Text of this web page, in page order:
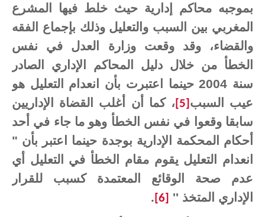
بموجبه محاكم إدارية حيث خلط فيها المشرع
المغربي بين السبب والتعليل وذلك بإجماع الفقه
والقضاء، وقد وقعت وزارة العدل في نفس
الخطأ من خلال دليل المحاكم الإداري الصادر
سنة 2004 حينما اعتبرت بأن انعدام التعليل هو
عيب السبب[5]، كما أن أغلب القضاة الإداريين
سابقا وقعوا في نفس الخطأ وهو ما جاء في أحد
أحكام المحكمة الإدارية بوجدة حينما اعتبر بأن "
انعدام التعليل يقوم مقام الخطأ في التعليل أي
عدم صحة الوقائع المعتمدة كسبب للقرار
الإداري المتخذ '' [6]
.